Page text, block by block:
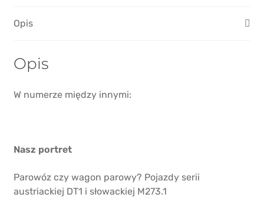
Opis
Opis
W numerze między innymi:
Nasz portret
Parowóz czy wagon parowy? Pojazdy serii
austriackiej DT1 i słowackiej M273.1